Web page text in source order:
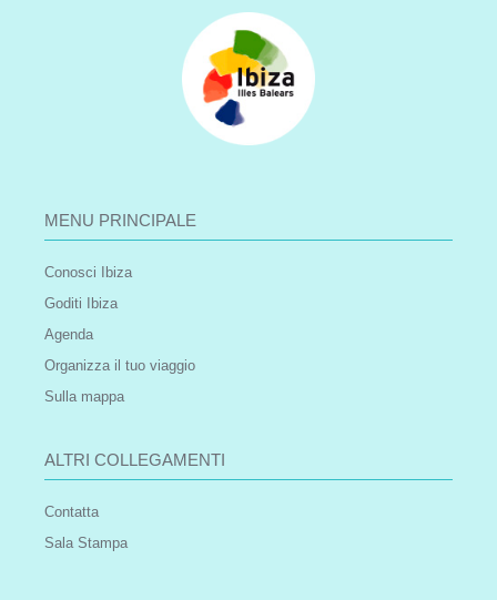
MENU PRINCIPALE
Conosci Ibiza
Goditi Ibiza
Agenda
Organizza il tuo viaggio
Sulla mappa
ALTRI COLLEGAMENTI
Contatta
Sala Stampa